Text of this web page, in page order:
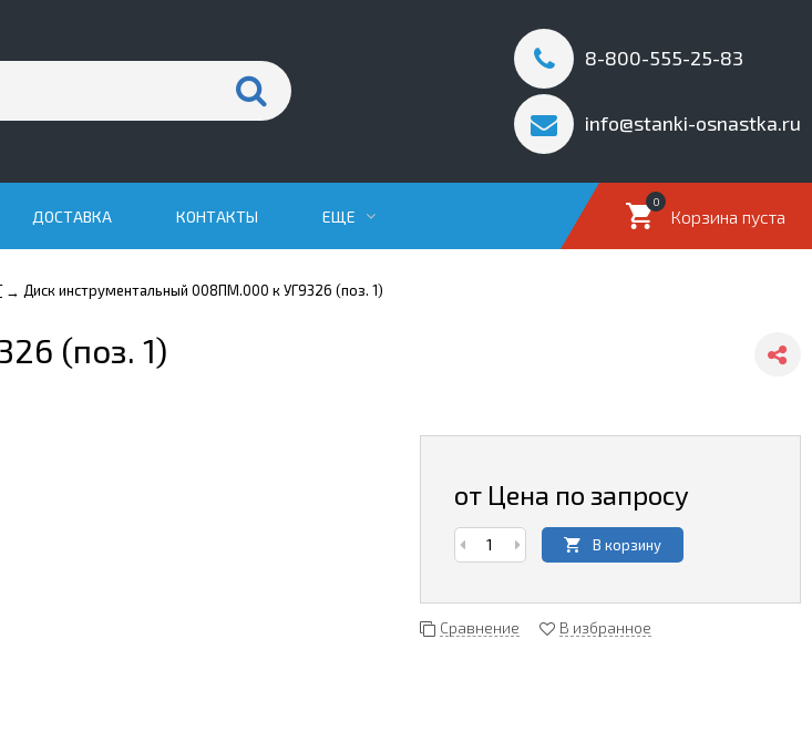
8-800-555-25-83
info@stanki-osnastka.ru
Корзина пуста
0
ДОСТАВКА КОНТАКТЫ ЕЩЕ
→ Диск инструментальный 008ПМ.000 к УГ9326 (поз. 1)
(поз. 1)
от Цена по запросу
В корзину
Сравнение В избранное